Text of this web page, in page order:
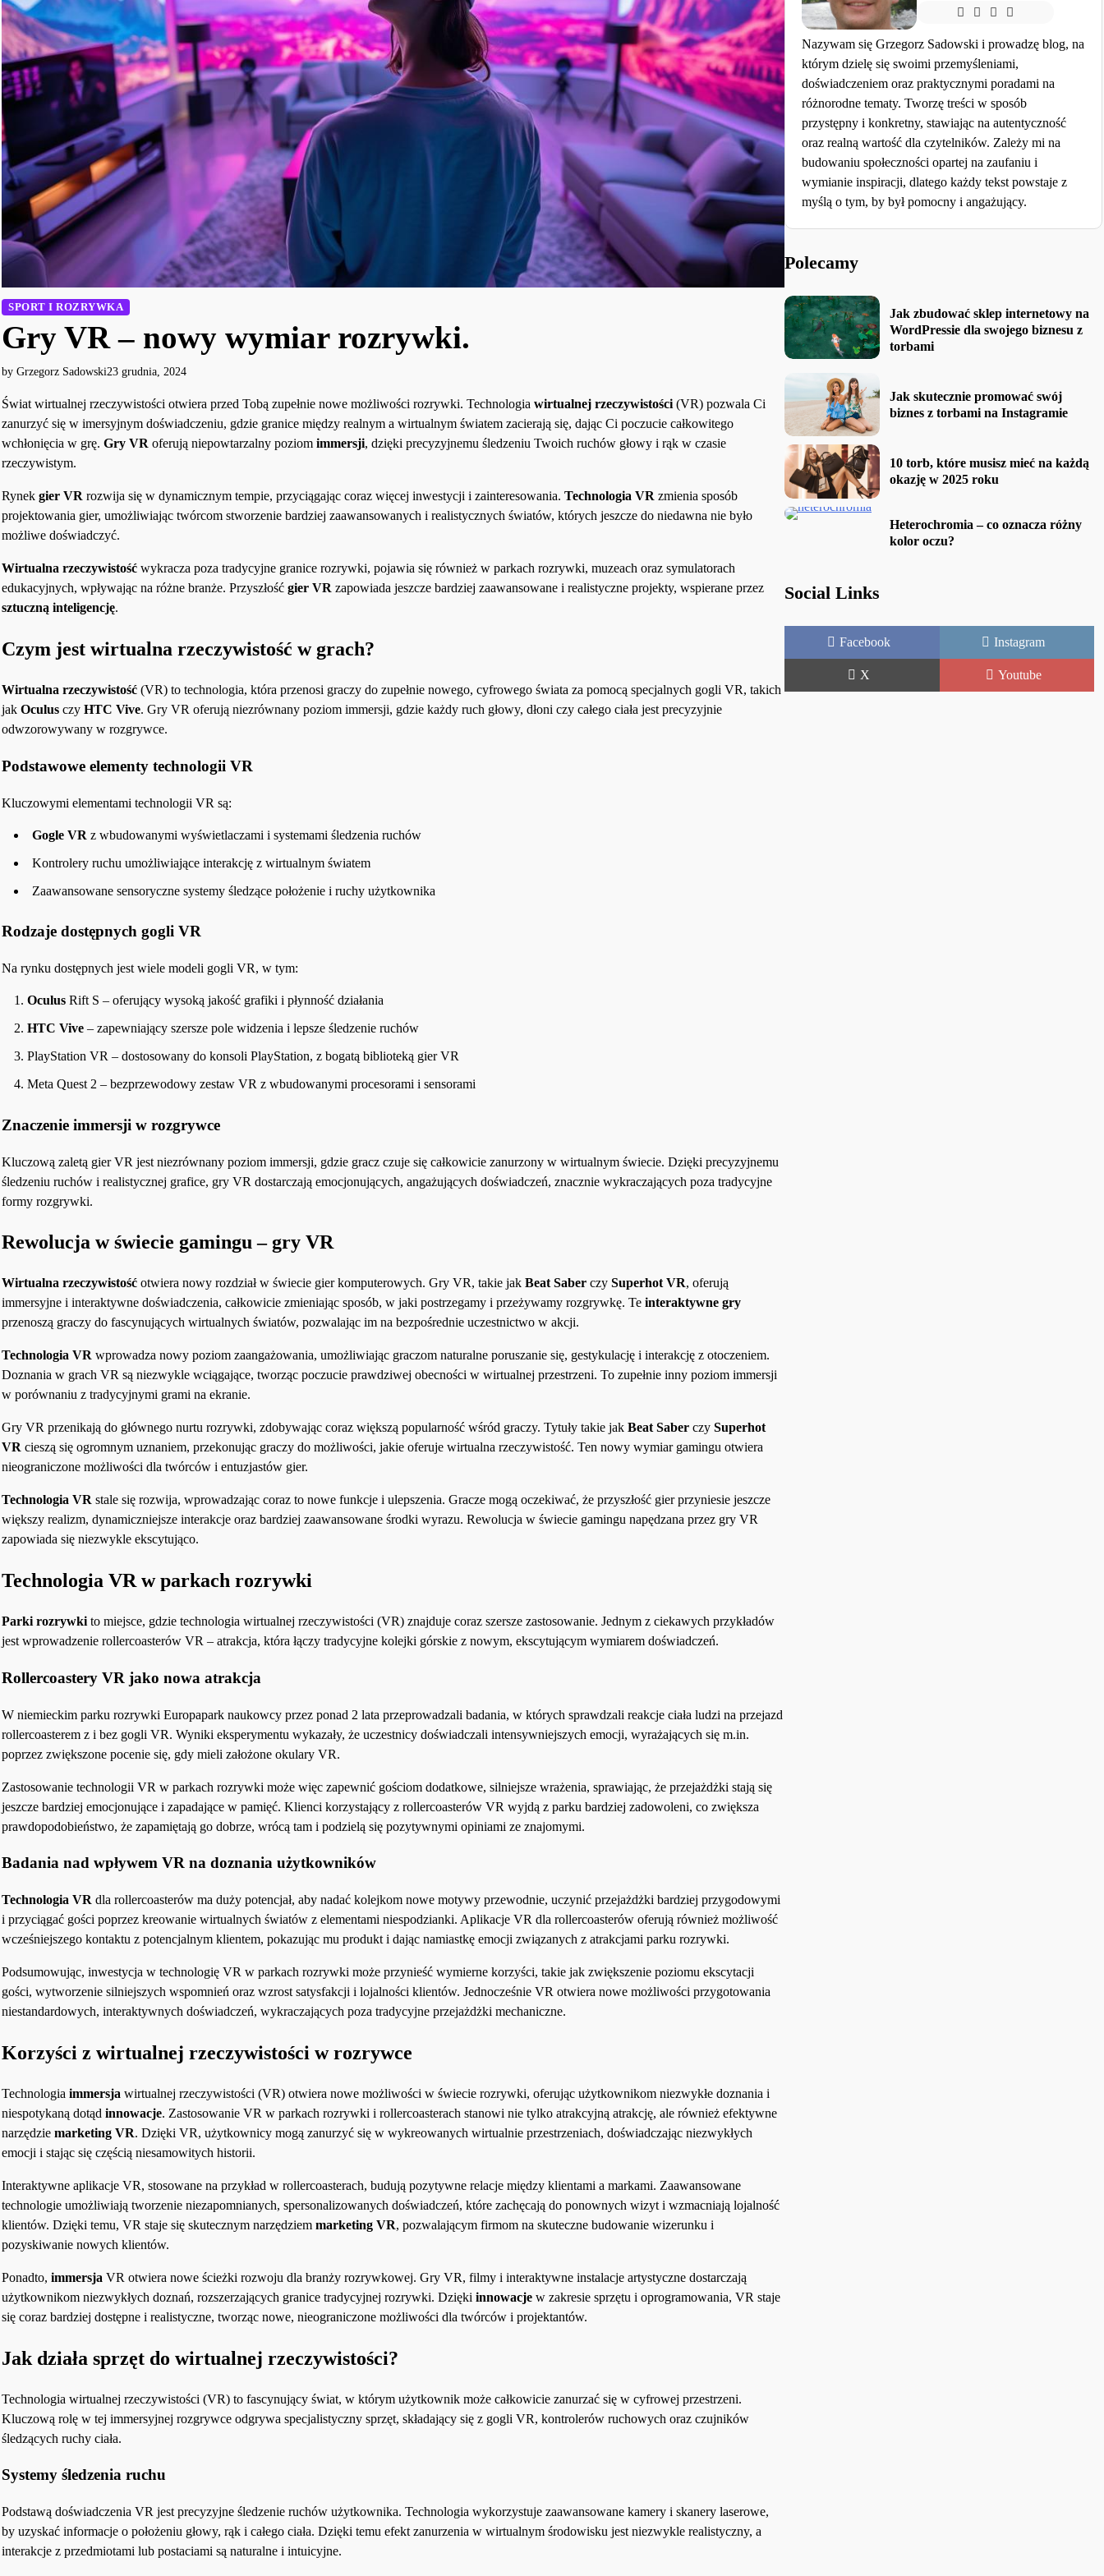
SPORT I ROZRYWKA
Gry VR – nowy wymiar rozrywki.
by Grzegorz Sadowski23 grudnia, 2024
Świat wirtualnej rzeczywistości otwiera przed Tobą zupełnie nowe możliwości rozrywki. Technologia wirtualnej rzeczywistości (VR) pozwala Ci
zanurzyć się w imersyjnym doświadczeniu, gdzie granice między realnym a wirtualnym światem zacierają się, dając Ci poczucie całkowitego
wchłonięcia w grę. Gry VR oferują niepowtarzalny poziom immersji, dzięki precyzyjnemu śledzeniu Twoich ruchów głowy i rąk w czasie
rzeczywistym.
Rynek gier VR rozwija się w dynamicznym tempie, przyciągając coraz więcej inwestycji i zainteresowania. Technologia VR zmienia sposób
projektowania gier, umożliwiając twórcom stworzenie bardziej zaawansowanych i realistycznych światów, których jeszcze do niedawna nie było
możliwe doświadczyć.
Wirtualna rzeczywistość wykracza poza tradycyjne granice rozrywki, pojawia się również w parkach rozrywki, muzeach oraz symulatorach
edukacyjnych, wpływając na różne branże. Przyszłość gier VR zapowiada jeszcze bardziej zaawansowane i realistyczne projekty, wspierane przez
sztuczną inteligencję.
Czym jest wirtualna rzeczywistość w grach?
Wirtualna rzeczywistość (VR) to technologia, która przenosi graczy do zupełnie nowego, cyfrowego świata za pomocą specjalnych gogli VR, takich
jak Oculus czy HTC Vive. Gry VR oferują niezrównany poziom immersji, gdzie każdy ruch głowy, dłoni czy całego ciała jest precyzyjnie
odwzorowywany w rozgrywce.
Podstawowe elementy technologii VR
Kluczowymi elementami technologii VR są:
Gogle VR z wbudowanymi wyświetlaczami i systemami śledzenia ruchów
Kontrolery ruchu umożliwiające interakcję z wirtualnym światem
Zaawansowane sensoryczne systemy śledzące położenie i ruchy użytkownika
Rodzaje dostępnych gogli VR
Na rynku dostępnych jest wiele modeli gogli VR, w tym:
Oculus Rift S – oferujący wysoką jakość grafiki i płynność działania
HTC Vive – zapewniający szersze pole widzenia i lepsze śledzenie ruchów
PlayStation VR – dostosowany do konsoli PlayStation, z bogatą biblioteką gier VR
Meta Quest 2 – bezprzewodowy zestaw VR z wbudowanymi procesorami i sensorami
Znaczenie immersji w rozgrywce
Kluczową zaletą gier VR jest niezrównany poziom immersji, gdzie gracz czuje się całkowicie zanurzony w wirtualnym świecie. Dzięki precyzyjnemu
śledzeniu ruchów i realistycznej grafice, gry VR dostarczają emocjonujących, angażujących doświadczeń, znacznie wykraczających poza tradycyjne
formy rozgrywki.
Rewolucja w świecie gamingu – gry VR
Wirtualna rzeczywistość otwiera nowy rozdział w świecie gier komputerowych. Gry VR, takie jak Beat Saber czy Superhot VR, oferują
immersyjne i interaktywne doświadczenia, całkowicie zmieniając sposób, w jaki postrzegamy i przeżywamy rozgrywkę. Te interaktywne gry
przenoszą graczy do fascynujących wirtualnych światów, pozwalając im na bezpośrednie uczestnictwo w akcji.
Technologia VR wprowadza nowy poziom zaangażowania, umożliwiając graczom naturalne poruszanie się, gestykulację i interakcję z otoczeniem.
Doznania w grach VR są niezwykle wciągające, tworząc poczucie prawdziwej obecności w wirtualnej przestrzeni. To zupełnie inny poziom immersji
w porównaniu z tradycyjnymi grami na ekranie.
Gry VR przenikają do głównego nurtu rozrywki, zdobywając coraz większą popularność wśród graczy. Tytuły takie jak Beat Saber czy Superhot
VR cieszą się ogromnym uznaniem, przekonując graczy do możliwości, jakie oferuje wirtualna rzeczywistość. Ten nowy wymiar gamingu otwiera
nieograniczone możliwości dla twórców i entuzjastów gier.
Technologia VR stale się rozwija, wprowadzając coraz to nowe funkcje i ulepszenia. Gracze mogą oczekiwać, że przyszłość gier przyniesie jeszcze
większy realizm, dynamiczniejsze interakcje oraz bardziej zaawansowane środki wyrazu. Rewolucja w świecie gamingu napędzana przez gry VR
zapowiada się niezwykle ekscytująco.
Technologia VR w parkach rozrywki
Parki rozrywki to miejsce, gdzie technologia wirtualnej rzeczywistości (VR) znajduje coraz szersze zastosowanie. Jednym z ciekawych przykładów
jest wprowadzenie rollercoasterów VR – atrakcja, która łączy tradycyjne kolejki górskie z nowym, ekscytującym wymiarem doświadczeń.
Rollercoastery VR jako nowa atrakcja
W niemieckim parku rozrywki Europapark naukowcy przez ponad 2 lata przeprowadzali badania, w których sprawdzali reakcje ciała ludzi na przejazd
rollercoasterem z i bez gogli VR. Wyniki eksperymentu wykazały, że uczestnicy doświadczali intensywniejszych emocji, wyrażających się m.in.
poprzez zwiększone pocenie się, gdy mieli założone okulary VR.
Zastosowanie technologii VR w parkach rozrywki może więc zapewnić gościom dodatkowe, silniejsze wrażenia, sprawiając, że przejażdżki stają się
jeszcze bardziej emocjonujące i zapadające w pamięć. Klienci korzystający z rollercoasterów VR wyjdą z parku bardziej zadowoleni, co zwiększa
prawdopodobieństwo, że zapamiętają go dobrze, wrócą tam i podzielą się pozytywnymi opiniami ze znajomymi.
Badania nad wpływem VR na doznania użytkowników
Technologia VR dla rollercoasterów ma duży potencjał, aby nadać kolejkom nowe motywy przewodnie, uczynić przejażdżki bardziej przygodowymi
i przyciągać gości poprzez kreowanie wirtualnych światów z elementami niespodzianki. Aplikacje VR dla rollercoasterów oferują również możliwość
wcześniejszego kontaktu z potencjalnym klientem, pokazując mu produkt i dając namiastkę emocji związanych z atrakcjami parku rozrywki.
Podsumowując, inwestycja w technologię VR w parkach rozrywki może przynieść wymierne korzyści, takie jak zwiększenie poziomu ekscytacji
gości, wytworzenie silniejszych wspomnień oraz wzrost satysfakcji i lojalności klientów. Jednocześnie VR otwiera nowe możliwości przygotowania
niestandardowych, interaktywnych doświadczeń, wykraczających poza tradycyjne przejażdżki mechaniczne.
Korzyści z wirtualnej rzeczywistości w rozrywce
Technologia immersja wirtualnej rzeczywistości (VR) otwiera nowe możliwości w świecie rozrywki, oferując użytkownikom niezwykłe doznania i
niespotykaną dotąd innowacje. Zastosowanie VR w parkach rozrywki i rollercoasterach stanowi nie tylko atrakcyjną atrakcję, ale również efektywne
narzędzie marketing VR. Dzięki VR, użytkownicy mogą zanurzyć się w wykreowanych wirtualnie przestrzeniach, doświadczając niezwykłych
emocji i stając się częścią niesamowitych historii.
Interaktywne aplikacje VR, stosowane na przykład w rollercoasterach, budują pozytywne relacje między klientami a markami. Zaawansowane
technologie umożliwiają tworzenie niezapomnianych, spersonalizowanych doświadczeń, które zachęcają do ponownych wizyt i wzmacniają lojalność
klientów. Dzięki temu, VR staje się skutecznym narzędziem marketing VR, pozwalającym firmom na skuteczne budowanie wizerunku i
pozyskiwanie nowych klientów.
Ponadto, immersja VR otwiera nowe ścieżki rozwoju dla branży rozrywkowej. Gry VR, filmy i interaktywne instalacje artystyczne dostarczają
użytkownikom niezwykłych doznań, rozszerzających granice tradycyjnej rozrywki. Dzięki innowacje w zakresie sprzętu i oprogramowania, VR staje
się coraz bardziej dostępne i realistyczne, tworząc nowe, nieograniczone możliwości dla twórców i projektantów.
Jak działa sprzęt do wirtualnej rzeczywistości?
Technologia wirtualnej rzeczywistości (VR) to fascynujący świat, w którym użytkownik może całkowicie zanurzać się w cyfrowej przestrzeni.
Kluczową rolę w tej immersyjnej rozgrywce odgrywa specjalistyczny sprzęt, składający się z gogli VR, kontrolerów ruchowych oraz czujników
śledzących ruchy ciała.
Systemy śledzenia ruchu
Podstawą doświadczenia VR jest precyzyjne śledzenie ruchów użytkownika. Technologia wykorzystuje zaawansowane kamery i skanery laserowe,
by uzyskać informacje o położeniu głowy, rąk i całego ciała. Dzięki temu efekt zanurzenia w wirtualnym środowisku jest niezwykle realistyczny, a
interakcje z przedmiotami lub postaciami są naturalne i intuicyjne.
Nazywam się Grzegorz Sadowski i prowadzę blog, na
którym dzielę się swoimi przemyśleniami,
doświadczeniem oraz praktycznymi poradami na
różnorodne tematy. Tworzę treści w sposób
przystępny i konkretny, stawiając na autentyczność
oraz realną wartość dla czytelników. Zależy mi na
budowaniu społeczności opartej na zaufaniu i
wymianie inspiracji, dlatego każdy tekst powstaje z
myślą o tym, by był pomocny i angażujący.
Polecamy
Jak zbudować sklep internetowy na
WordPressie dla swojego biznesu z
torbami
Jak skutecznie promować swój
biznes z torbami na Instagramie
10 torb, które musisz mieć na każdą
okazję w 2025 roku
Heterochromia – co oznacza różny
kolor oczu?
Social Links
Facebook Instagram
X Youtube